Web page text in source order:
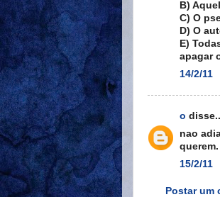
B)
C) O
D) O
E)
apagar
14/2/11
o
nao
querem.
15/2/11
Postar um